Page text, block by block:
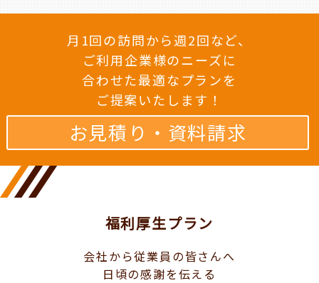
月1回の訪問から週2回など、
ご利用企業様のニーズに
合わせた最適なプランを
ご提案いたします！
お見積り・資料請求
福利厚生プラン
会社から従業員の皆さんへ
日頃の感謝を伝える